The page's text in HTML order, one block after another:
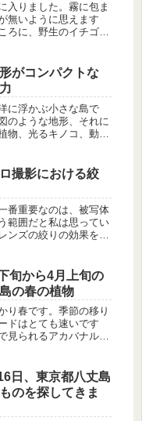
入りました。霧に包ま
無いように思えます
ろに、野生のイチゴが
、カジイチゴの実を紹
がコンパクトな
に浮かぶ小さな島で
のような地形、それに
物、光るキノコ、動物
撮影における絞
番重要なのは、被写体
範囲だと私は思ってい
ンズの絞りの効果をイ
旬から4月上旬の
の春の植物
り春です。季節の移り
ドはとても速いです
見られるアカバナルリ
日、東京都八丈島
のを探してきま